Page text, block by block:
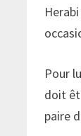
Pour
doit
paire